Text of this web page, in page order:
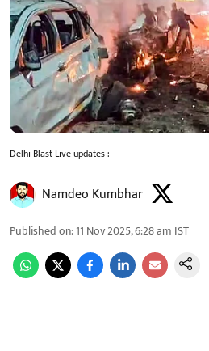
Delhi Blast Live updates :
Namdeo Kumbhar
Published on:11 Nov 2025, 6:28 am IST